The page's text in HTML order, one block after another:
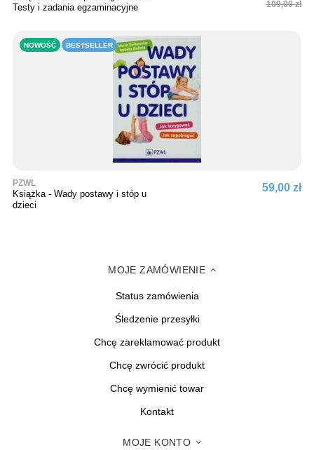
Testy i zadania egzaminacyjne
109,00 zł
NOWOŚĆ BESTSELLER
PZWL
Książka - Wady postawy i stóp u
dzieci
59,00 zł
MOJE ZAMÓWIENIE
Status zamówienia
Śledzenie przesyłki
Chcę zareklamować produkt
Chcę zwrócić produkt
Chcę wymienić towar
Kontakt
MOJE KONTO